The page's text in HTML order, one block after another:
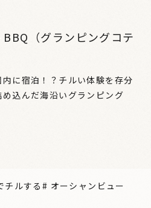
（グランピングコテ
内に宿泊！？チルい体験を存分
め込んだ海沿いグランピング
チルする# オーシャンビュー